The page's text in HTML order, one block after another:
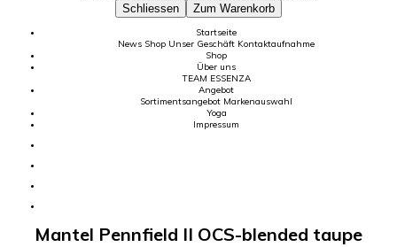
Schliessen Zum Warenkorb
Startseite
News Shop Unser Geschäft Kontaktaufnahme
Shop
Über uns
TEAM ESSENZA
Angebot
Sortimentsangebot Markenauswahl
Yoga
Impressum
Mantel Pennfield II OCS-blended taupe